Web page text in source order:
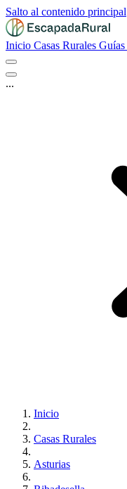
Salto al contenido principal
Inicio Casas Rurales Guías
...
Inicio
Casas Rurales
Asturias